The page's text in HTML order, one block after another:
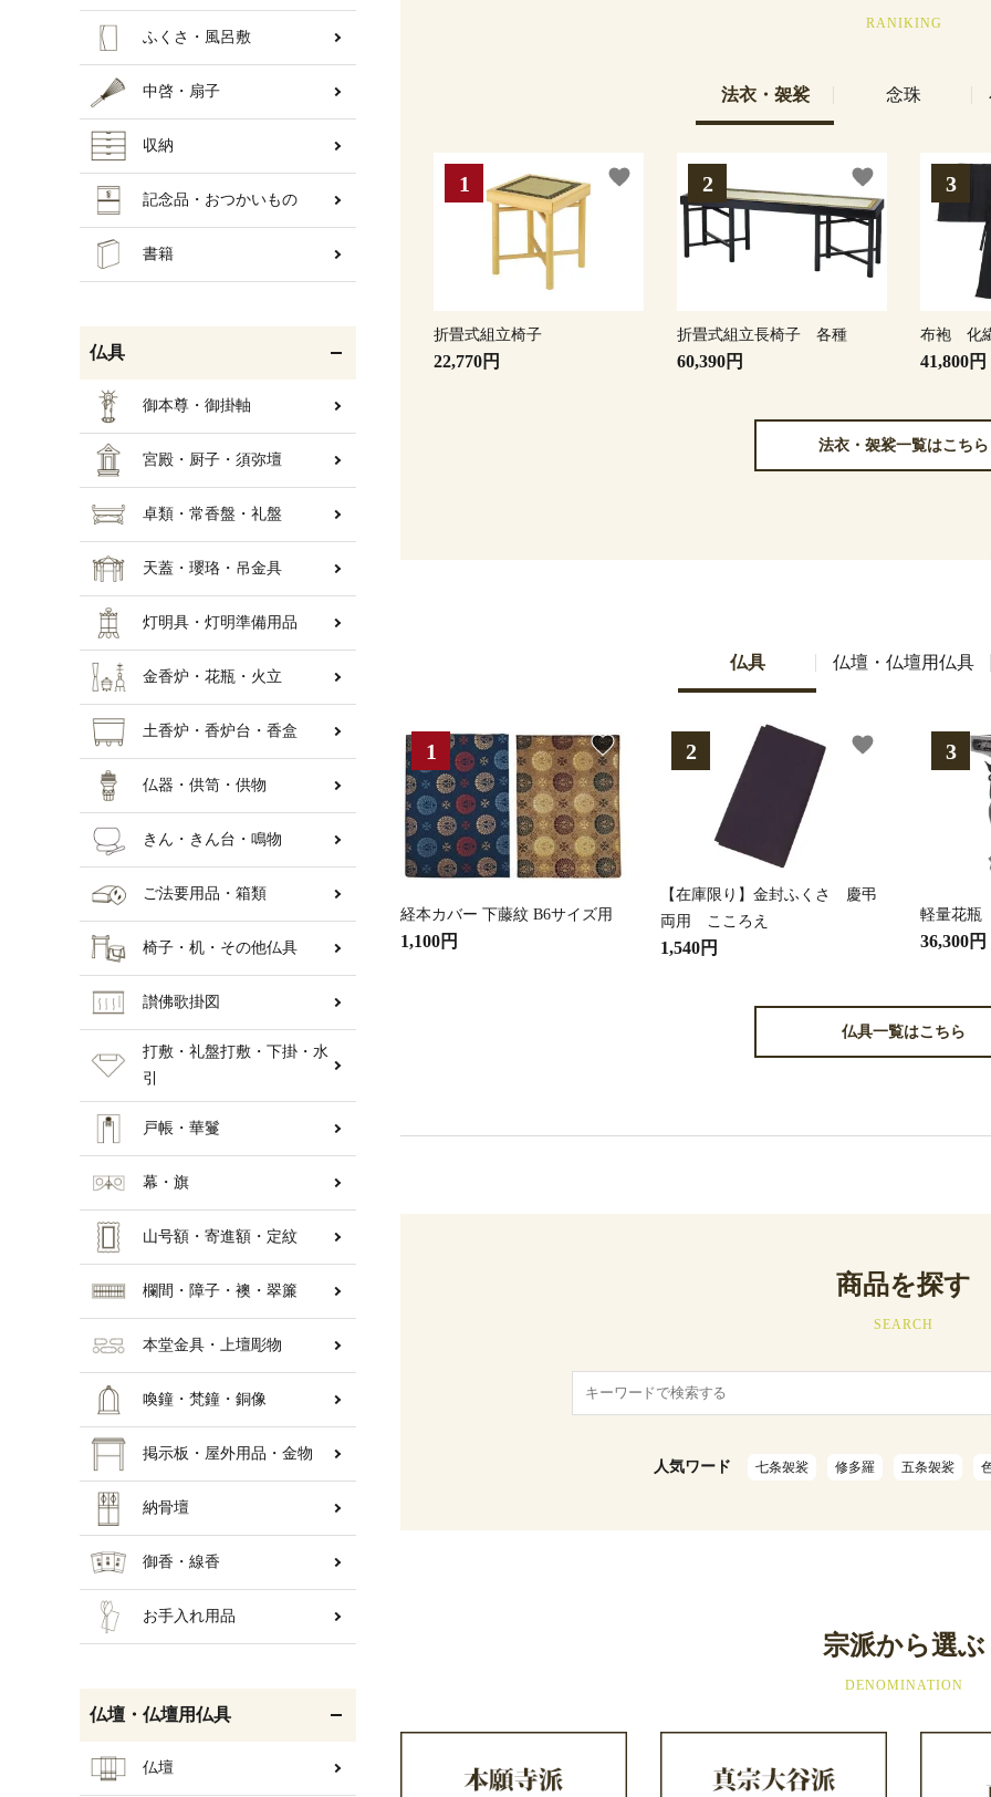
RANIKING
法衣・袈裟 念珠
折畳式組立椅子
22,770円
favorite
折畳式組立長椅子 各種
60,390円
favorite
布袍 化
41,800円
法衣・袈裟一覧はこちら
仏具 仏壇・仏壇用仏具
経本カバー 下藤紋 B6サイズ用
1,100円
favorite
【在庫限り】金封ふくさ 慶弔
両用 こころえ
1,540円
favorite
軽量花
36,300円
仏具一覧はこちら
商品を探す
SEARCH
人気ワード 七条袈裟 修多羅 五条袈裟
宗派から選ぶ
DENOMINATION
ふくさ・風呂敷
中啓・扇子
収納
記念品・おつかいもの
書籍
仏具
御本尊・御掛軸
宮殿・厨子・須弥壇
卓類・常香盤・礼盤
天蓋・瓔珞・吊金具
灯明具・灯明準備用品
金香炉・花瓶・火立
土香炉・香炉台・香盒
仏器・供笥・供物
きん・きん台・鳴物
ご法要用品・箱類
椅子・机・その他仏具
讃佛歌掛図
打敷・礼盤打敷・下掛・水
引
戸帳・華鬘
幕・旗
山号額・寄進額・定紋
欄間・障子・襖・翠簾
本堂金具・上壇彫物
喚鐘・梵鐘・銅像
掲示板・屋外用品・金物
納骨壇
御香・線香
お手入れ用品
仏壇・仏壇用仏具
仏壇